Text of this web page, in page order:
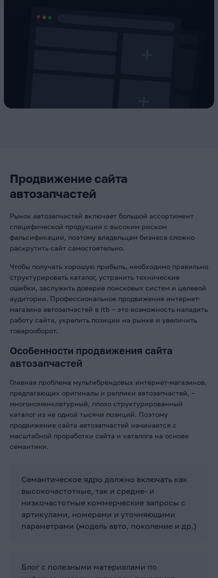
Продвижение сайта
автозапчастей
Рынок автозапчастей включает большой ассортимент
специфической продукции с высоким риском
фальсификации, поэтому владельцам бизнеса сложно
раскрутить сайт самостоятельно.
Чтобы получать хорошую прибыль, необходимо правильно
структурировать каталог, устранить технические
ошибки, заслужить доверие поисковых систем и целевой
аудитории. Профессиональное продвижение интернет-
магазина автозапчастей в itb – это возможность наладить
работу сайта, укрепить позиции на рынке и увеличить
товарооборот.
Особенности продвижения сайта
автозапчастей
Главная проблема мультибрендовых интернет-магазинов,
предлагающих оригиналы и реплики автозапчастей, –
многономенклатурный, плохо структурированный
каталог из не одной тысячи позиций. Поэтому
продвижение сайта автозапчастей начинается с
масштабной проработки сайта и каталога на основе
семантики.
Семантическое ядро должно включать как
высокочастотные, так и средне- и
низкочастотные коммерческие запросы с
артикулами, номерами и уточняющими
параметрами (модель авто, поколение и др.)
Блог с полезными материалами по